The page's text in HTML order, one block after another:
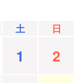
土 日
1
2